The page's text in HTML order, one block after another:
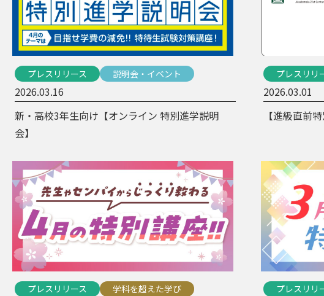
プレスリリース 説明会・イベント
2026.03.16
新・高校3年生向け【オンライン 特別進学説明
会】
プレスリリ
2026.03.01
【進級直前
プレスリリース
学科を超えた学び
プレスリリ